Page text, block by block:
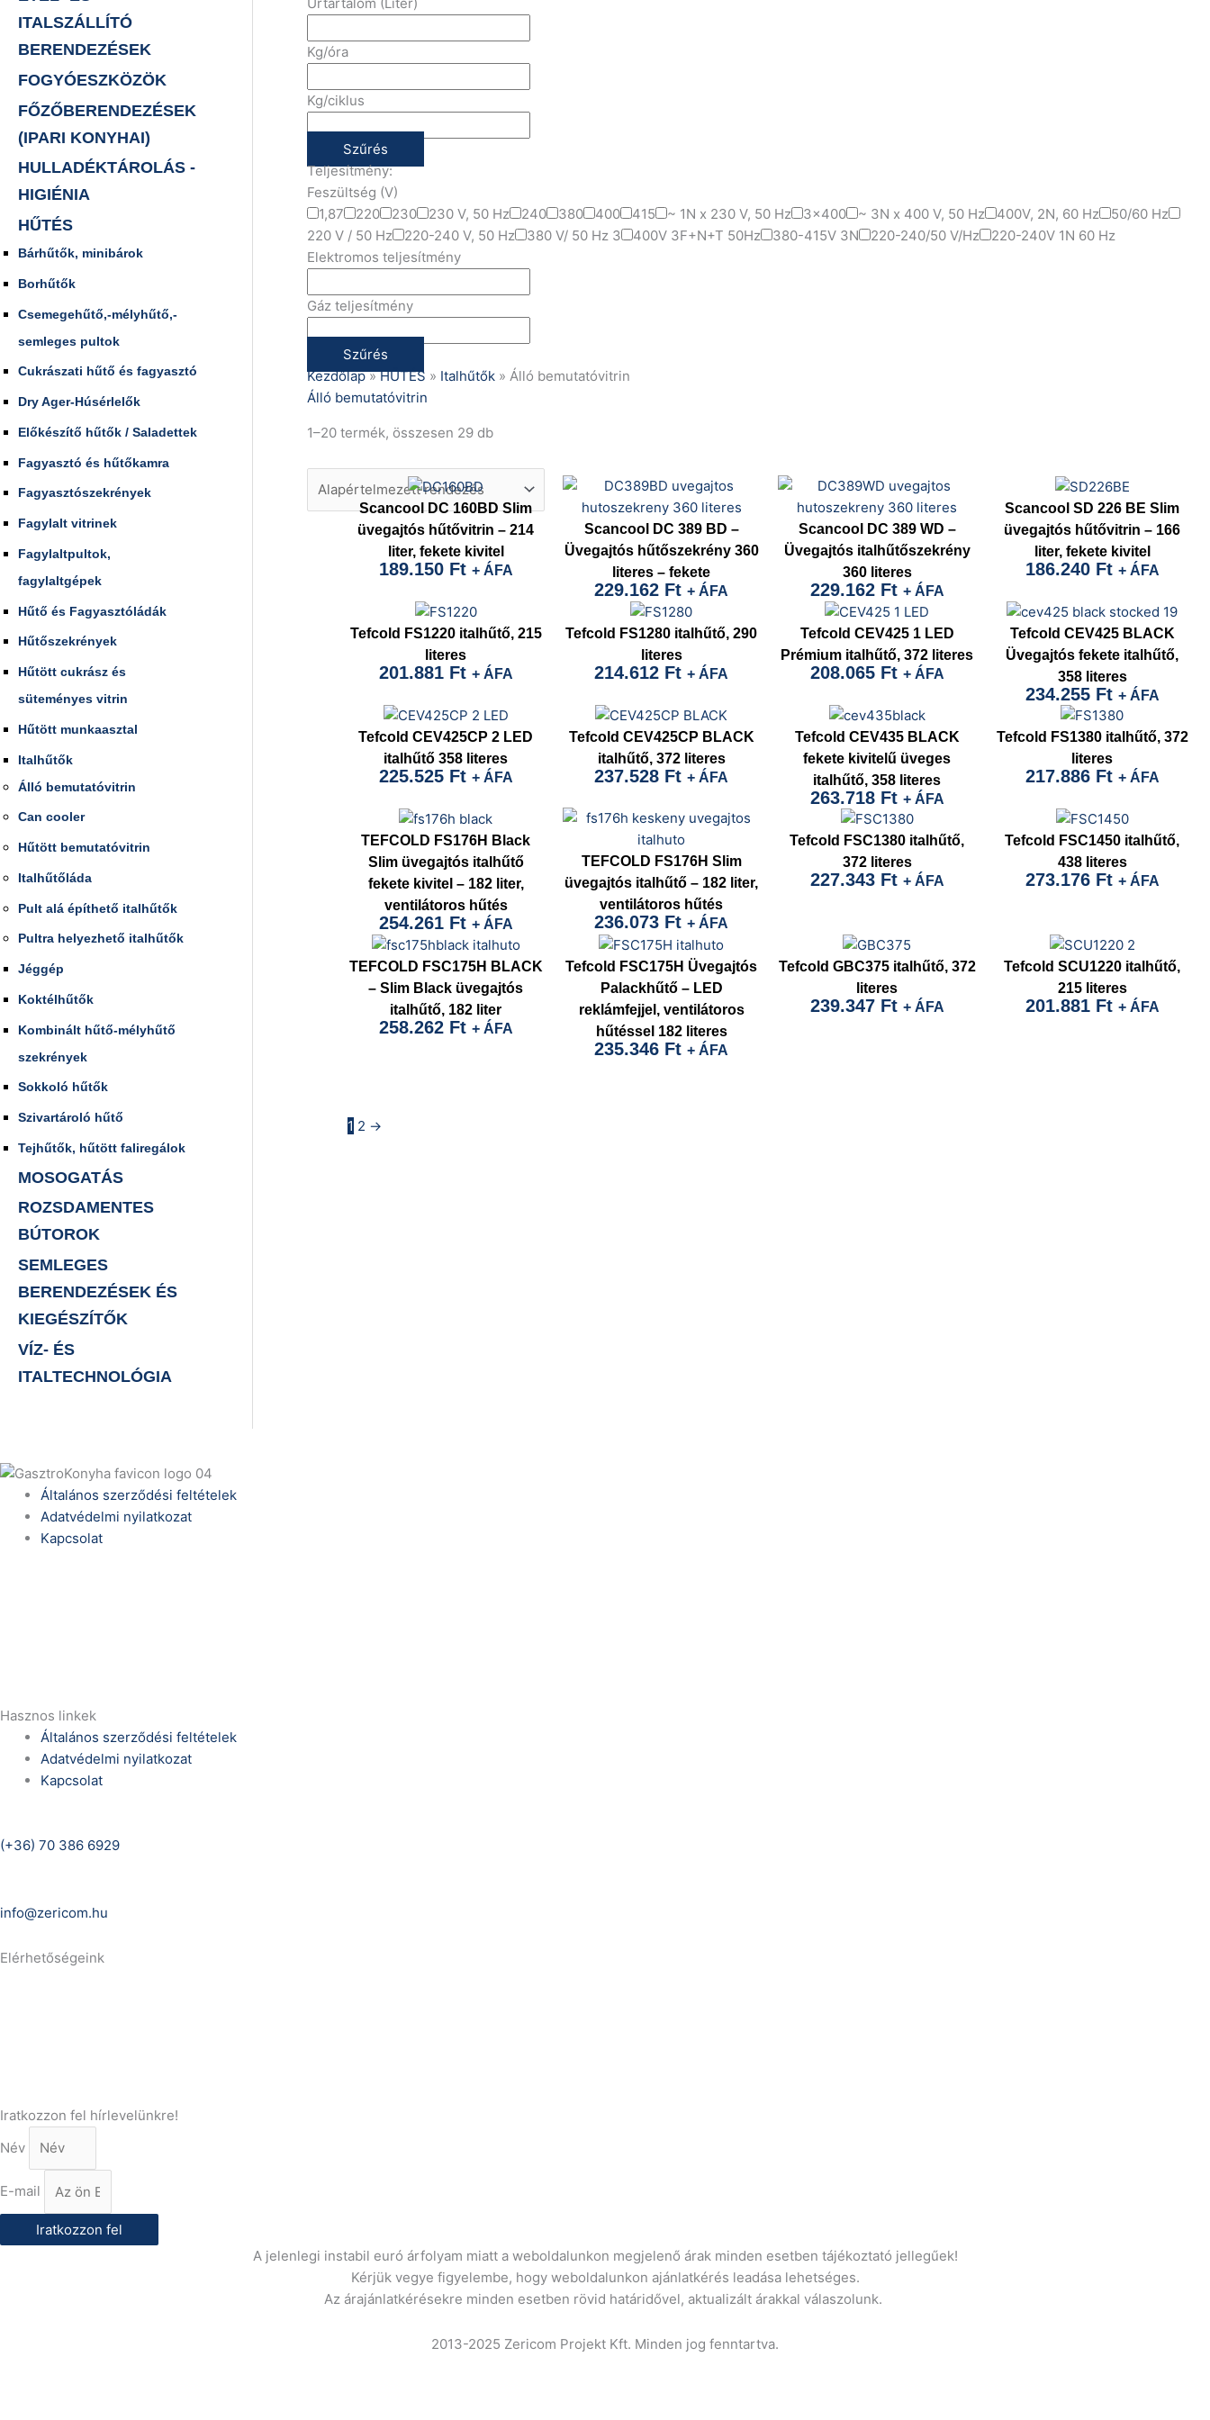
ITALSZÁLLÍTÓ
BERENDEZÉSEK
FOGYÓESZKÖZÖK
FŐZŐBERENDEZÉSEK
(IPARI KONYHAI)
HULLADÉKTÁROLÁS -
HIGIÉNIA
HŰTÉS
Bárhűtők, minibárok
Borhűtők
Csemegehűtő,-mélyhűtő,-
semleges pultok
Cukrászati hűtő és fagyasztó
Dry Ager-Húsérlelők
Előkészítő hűtők / Saladettek
Fagyasztó és hűtőkamra
Fagyasztószekrények
Fagylalt vitrinek
Fagylaltpultok,
fagylaltgépek
Hűtő és Fagyasztóládák
Hűtőszekrények
Hűtött cukrász és
süteményes vitrin
Hűtött munkaasztal
Italhűtők
Álló bemutatóvitrin
Can cooler
Hűtött bemutatóvitrin
Italhűtőláda
Pult alá építhető italhűtők
Pultra helyezhető italhűtők
Jéggép
Koktélhűtők
Kombinált hűtő-mélyhűtő
szekrények
Sokkoló hűtők
Szivartároló hűtő
Tejhűtők, hűtött faliregálok
MOSOGATÁS
ROZSDAMENTES
BÚTOROK
SEMLEGES
BERENDEZÉSEK ÉS
KIEGÉSZÍTŐK
VÍZ- ÉS
ITALTECHNOLÓGIA
Űrtartalom (Liter)
Kg/óra
Kg/ciklus
Szűrés
Teljesítmény:
Feszültség (V)
1,87
220 230 230 V, 50 Hz 240 380 400 415 ~ 1N x 230 V, 50 Hz 3x400 ~ 3N x 400 V, 50 Hz 400V, 2N, 60 Hz
50/60 Hz
220 V / 50 Hz
220-240 V, 50 Hz 380 V/ 50 Hz 3 400V 3F+N+T 50Hz 380-415V 3N 220-240/50 V/Hz
220-240V 1N 60 Hz
Elektromos teljesítmény
Gáz teljesítmény
Szűrés
Kezdőlap»HŰTÉS » Italhűtők» Álló bemutatóvitrin
Álló bemutatóvitrin
1–20 termék, összesen 29 db
Scancool DC 160BD Slim
üvegajtós hűtővitrin – 214
liter, fekete kivitel
189.150 Ft + ÁFA
Scancool DC 389 BD –
Üvegajtós hűtőszekrény 360
literes – fekete
229.162 Ft + ÁFA
Scancool DC 389 WD –
Üvegajtós italhűtőszekrény
360 literes
229.162 Ft + ÁFA
Scancool SD 226 BE Slim
üvegajtós hűtővitrin – 166
liter, fekete kivitel
186.240 Ft + ÁFA
Tefcold FS1220 italhűtő, 215
literes
201.881 Ft + ÁFA
Tefcold FS1280 italhűtő, 290
literes
214.612 Ft + ÁFA
Tefcold CEV425 1 LED
Prémium italhűtő, 372 literes
208.065 Ft + ÁFA
Tefcold CEV425 BLACK
Üvegajtós fekete italhűtő,
358 literes
234.255 Ft + ÁFA
Tefcold CEV425CP 2 LED
italhűtő 358 literes
225.525 Ft + ÁFA
Tefcold CEV425CP BLACK
italhűtő, 372 literes
237.528 Ft + ÁFA
Tefcold CEV435 BLACK
fekete kivitelű üveges
italhűtő, 358 literes
263.718 Ft + ÁFA
Tefcold FS1380 italhűtő, 372
literes
217.886 Ft + ÁFA
TEFCOLD FS176H Black
Slim üvegajtós italhűtő
fekete kivitel – 182 liter,
ventilátoros hűtés
254.261 Ft + ÁFA
TEFCOLD FS176H Slim
üvegajtós italhűtő – 182 liter,
ventilátoros hűtés
236.073 Ft + ÁFA
Tefcold FSC1380 italhűtő,
372 literes
227.343 Ft + ÁFA
Tefcold FSC1450 italhűtő,
438 literes
273.176 Ft + ÁFA
TEFCOLD FSC175H BLACK
– Slim Black üvegajtós
italhűtő, 182 liter
258.262 Ft + ÁFA
Tefcold FSC175H Üvegajtós
Palackhűtő – LED
reklámfejjel, ventilátoros
hűtéssel 182 literes
235.346 Ft + ÁFA
Tefcold GBC375 italhűtő, 372
literes
239.347 Ft + ÁFA
Tefcold SCU1220 italhűtő,
215 literes
201.881 Ft + ÁFA
1 2 →
Általános szerződési feltételek
Adatvédelmi nyilatkozat
Kapcsolat
Hasznos linkek
Általános szerződési feltételek
Adatvédelmi nyilatkozat
Kapcsolat
(+36) 70 386 6929
info@zericom.hu
Elérhetőségeink
Iratkozzon fel hírlevelünkre!
Név
E-mail
Iratkozzon fel
A jelenlegi instabil euró árfolyam miatt a weboldalunkon megjelenő árak minden esetben tájékoztató jellegűek!
Kérjük vegye figyelembe, hogy weboldalunkon ajánlatkérés leadása lehetséges.
Az árajánlatkérésekre minden esetben rövid határidővel, aktualizált árakkal válaszolunk.
2013-2025 Zericom Projekt Kft. Minden jog fenntartva.